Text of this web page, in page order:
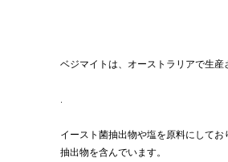
ベジマイトは、オーストラリアで生
イースト菌抽出物や塩を原料にして
抽出物を含んでいます。